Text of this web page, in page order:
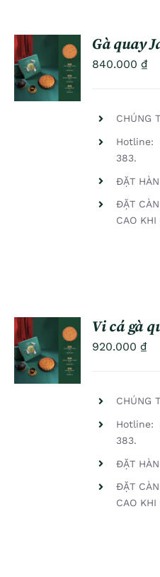
ADD TO
CART
/
DETAILS
Gà quay
840.000₫
CHÚNG
Hotline:
383.
ĐẶT
ĐẶT
CAO KHI
ADD TO
CART
/
DETAILS
Vi cá gà
920.000₫
CHÚNG
Hotline:
383.
ĐẶT
ĐẶT
CAO KHI